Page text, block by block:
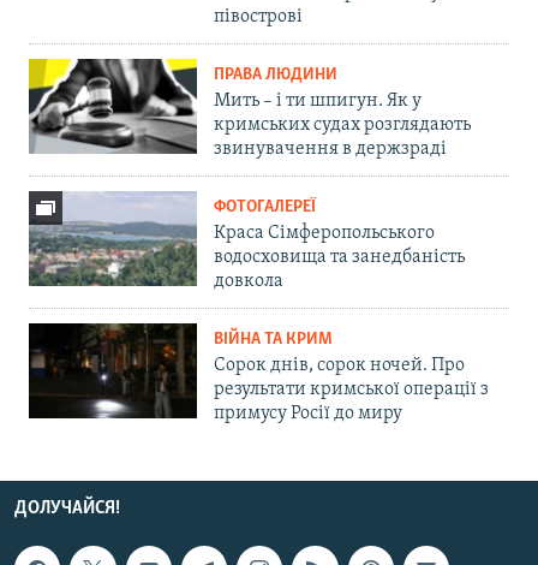
півострові
ПРАВА ЛЮДИНИ
Мить – і ти шпигун. Як у
кримських судах розглядають
звинувачення в держзраді
ФОТОГАЛЕРЕЇ
Краса Сімферопольського
водосховища та занедбаність
довкола
ВІЙНА ТА КРИМ
Сорок днів, сорок ночей. Про
результати кримської операції з
примусу Росії до миру
ДОЛУЧАЙСЯ!